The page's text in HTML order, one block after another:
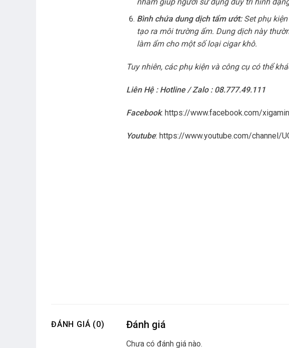
Bình chứa dung dịch tẩm ướt:Set phụ
tạo ra môi trường ẩm. Dung dịch này
làm ẩm cho một số loại cigar khô.
Tuy nhiên, các phụ kiện và công cụ có thể
Liên Hệ : Hotline / Zalo : 08.777.49.111
Facebook: https://www.facebook.com/
Youtube: https://www.youtube.com/channel/
ĐÁNH GIÁ (0) Đánh giá
Chưa có đánh giá nào.